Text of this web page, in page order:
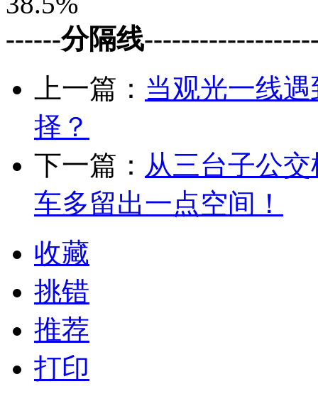
------分隔线
上一篇： 当观光一线
择？
下一篇： 从三台子公
车多留出一点空间！
收藏
挑错
推荐
打印